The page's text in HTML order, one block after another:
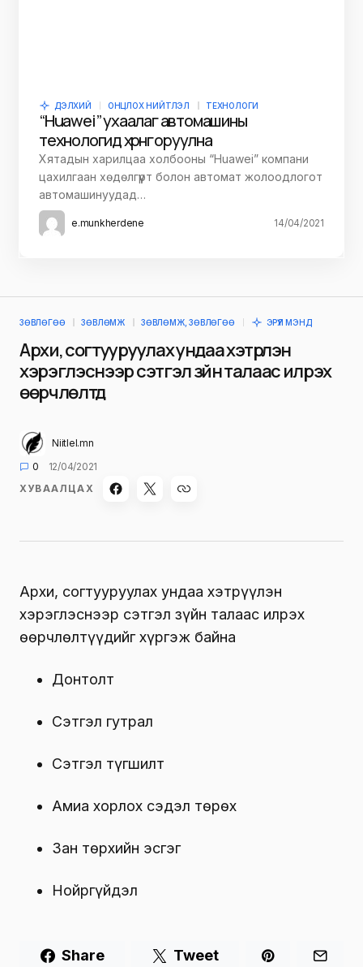
ДЭЛХИЙ ОНЦЛОХ НИЙТЛЭЛ ТЕХНОЛОГИ
“Huawei” ухаалаг автомашины
технологид хөрөнгө оруулна
Хятадын харилцаа холбооны “Huawei” компани
цахилгаан хөдөлгүүрт болон автомат жолоодлогот
автомашинуудад…
e.munkherdene 14/04/2021
ЗӨВЛӨГӨӨ ЗӨВЛӨМЖ ЗӨВЛӨМЖ, ЗӨВЛӨГӨӨ ЭРҮҮЛ МЭНД
Архи, согтууруулах ундаа хэтрүүлэн
хэрэглэснээр сэтгэл зүйн талаас илрэх
өөрчлөлтүүд
Niitlel.mn
0
12/04/2021
ХУВААЛЦАХ
Архи, согтууруулах ундаа хэтрүүлэн
хэрэглэснээр сэтгэл зүйн талаас илрэх
өөрчлөлтүүдийг хүргэж байна
Донтолт
Сэтгэл гутрал
Сэтгэл түгшилт
Амиа хорлох сэдэл төрөх
Зан төрхийн эсгэг
Нойргүйдэл
Share Tweet